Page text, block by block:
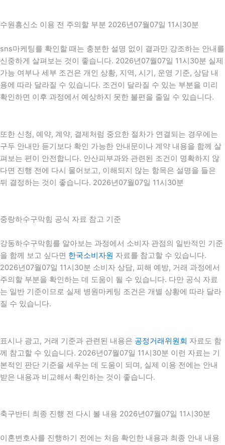
수원흥신소 이용 전 주의할 부분 2026년07월07일 11시30분
sns마케팅를 확인할 때는 충분한 설명 없이 결과만 강조하는 안내를
신중하게 살펴보는 것이 좋습니다. 2026년07월07일 11시30분 실제
가능 여부나 세부 조건은 개인 상황, 지역, 시기, 운영 기준, 상담 내
용에 따라 달라질 수 있습니다. 조건이 달라질 수 있는 부분을 미리
확인하면 이후 과정에서 예상하지 못한 불편을 줄일 수 있습니다.
또한 신청, 예약, 계약, 결제처럼 중요한 절차가 연결되는 경우에는
구두 안내만 듣기보다 확인 가능한 안내문이나 계약 내용을 함께 살
펴보는 편이 안전합니다. 안산피부과와 관련된 조건이 명확하지 않
다면 진행 전에 다시 물어보고, 이해되지 않는 항목은 설명을 들은
뒤 결정하는 것이 좋습니다. 2026년07월07일 11시30분
중랑하수구막힘 공식 자료 참고 기준
강동하수구막힘를 알아보는 과정에서 소비자 관점의 일반적인 기준
을 함께 보고 싶다면 한국소비자원 자료를 참고할 수 있습니다.
2026년07월07일 11시30분 소비자 상담, 피해 예방, 거래 과정에서
주의할 부분을 확인하는 데 도움이 될 수 있습니다. 다만 공식 자료
는 일반 기준이므로 실제 병원마케팅 조건은 개별 상황에 따라 달라
질 수 있습니다.
표시나 광고, 거래 기준과 관련된 내용은 공정거래위원회 자료도 함
께 참고할 수 있습니다. 2026년07월07일 11시30분 이런 자료는 기
본적인 판단 기준을 세우는 데 도움이 되며, 실제 이용 전에는 안내
받은 내용과 비교해서 확인하는 것이 좋습니다.
축구반티 최종 진행 전 다시 볼 내용 2026년07월07일 11시30분
이혼변호사를 진행하기 전에는 처음 확인한 내용과 최종 안내 내용